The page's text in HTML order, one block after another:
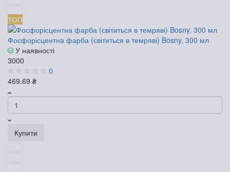
ТОП
Фосфорісцентна фарба (світиться в темряві) Bosny, 300 мл
У наявності
3000
0
469.69 ₴
Купити